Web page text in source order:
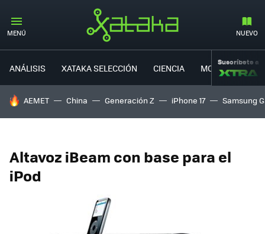
MENÚ NUEVO
ANÁLISIS XATAKA SELECCIÓN CIENCIA MOVILIDAD
Suscríbete a
HOY SE HABLA DE
AEMET China Generación Z iPhone 17 Samsung
Altavoz iBeam con base para el
iPod